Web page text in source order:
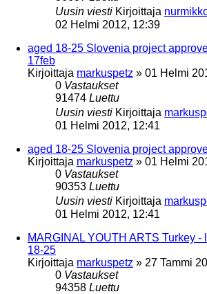
Uusin viesti Kirjoittaja
02 Helmi 2012, 12:39
aged 18-25 Slovenia project
17feb
Kirjoittaja markuspetz » 01 Helmi
0 Vastaukset
91474 Luettu
Uusin viesti Kirjoittaja
01 Helmi 2012, 12:41
aged 18-25 Slovenia project
Kirjoittaja markuspetz » 01 Helmi
0 Vastaukset
90353 Luettu
Uusin viesti Kirjoittaja
01 Helmi 2012, 12:41
MARGINAL YOUTH ARTS Turkey -
18-25
Kirjoittaja markuspetz » 27 Tammi
0 Vastaukset
94358 Luettu